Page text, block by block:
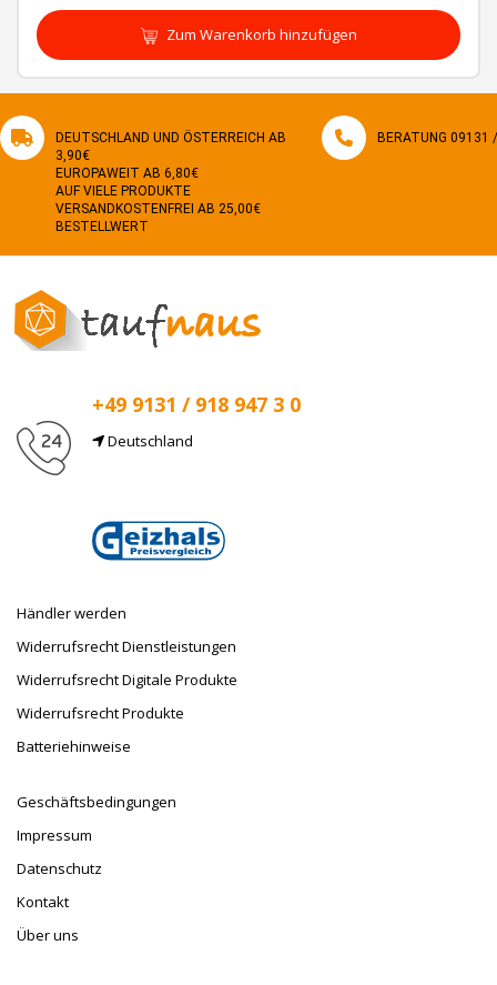
Zum Warenkorb hinzufügen
DEUTSCHLAND UND ÖSTERREICH AB
3,90€
EUROPAWEIT AB 6,80€
AUF VIELE PRODUKTE
VERSANDKOSTENFREI AB 25,00€
BESTELLWERT
BERATUNG 09131
+49 9131 / 918 947 3 0
Deutschland
Händler werden
Widerrufsrecht Dienstleistungen
Widerrufsrecht Digitale Produkte
Widerrufsrecht Produkte
Batteriehinweise
Geschäftsbedingungen
Impressum
Datenschutz
Kontakt
Über uns